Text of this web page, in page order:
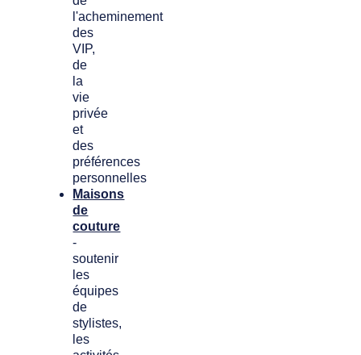
l'acheminement
des
VIP,
de
la
vie
privée
et
des
préférences
personnelles
Maisons
de
couture
-
soutenir
les
équipes
de
stylistes,
les